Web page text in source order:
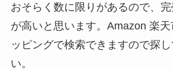
おそらく数に限りがあるので、
が高いと思います。Amazon 楽天
ッピングで検索できますので探
い。